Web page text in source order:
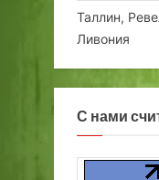
Таллин,
Ливония
С нами